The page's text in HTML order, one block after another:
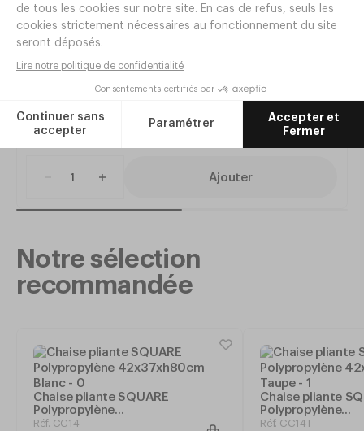
Chaise MIAMI Polypropylène
19,31€ HT
Ajouter
Notre sélection
recommandée
Chaise pliante SQUARE
Polypropylène
42x37xh80cm Blanc
Réf. CC14
Chaise pliante
Polypropylène
42x50xh80cm
Réf. CC14T